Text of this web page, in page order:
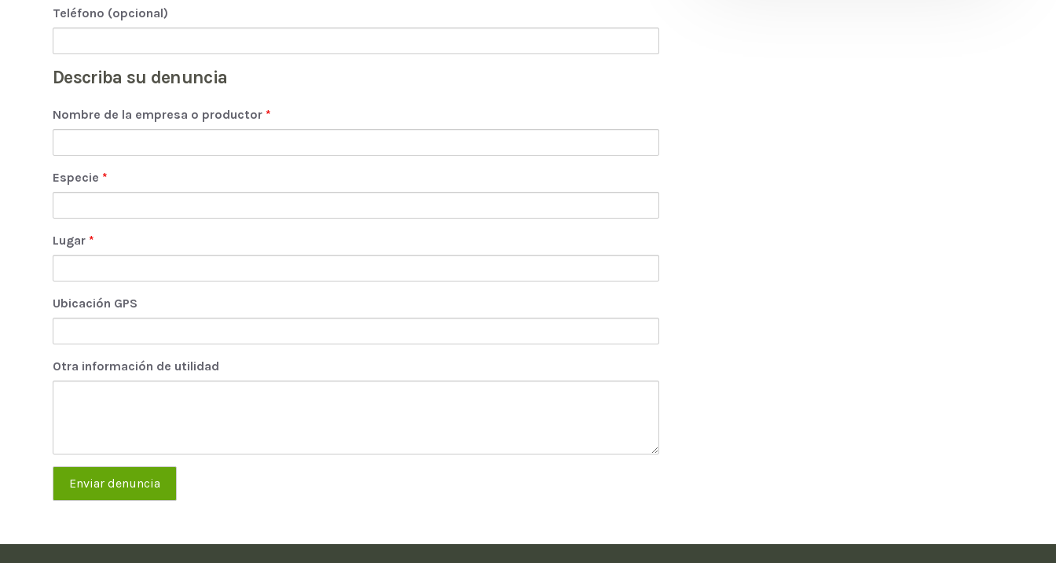
Teléfono (opcional)
Describa su denuncia
Nombre de la empresa o productor *
Especie *
Lugar *
Ubicación GPS
Otra información de utilidad